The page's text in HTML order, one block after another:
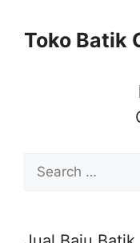
contentToko Batik
for: